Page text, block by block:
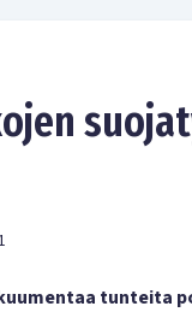
tunteita